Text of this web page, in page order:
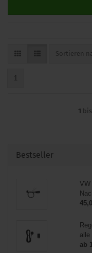
Sortieren
Sortieren
1
1 bis
Bestseller
VW
alle
ab